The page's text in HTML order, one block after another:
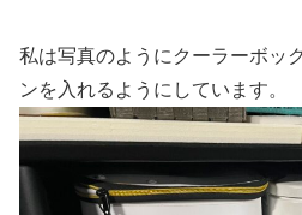
私は写真のようにクーラーボッ
ンを入れるようにしています。